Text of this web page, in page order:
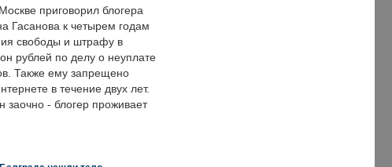
приговорил блогера
Гасанова к четырем годам
свободы и штрафу в
рублей по делу о неуплате
Также ему запрещено
в течение двух лет.
заочно - блогер проживает